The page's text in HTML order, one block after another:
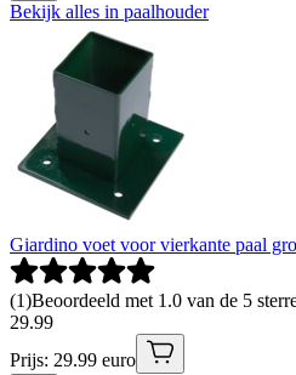
Bekijk alles in paalhouder
Giardino voet voor vierkante paal
(1)Beoordeeld met 1.0 van de 5
29.99
Prijs: 29.99 euro